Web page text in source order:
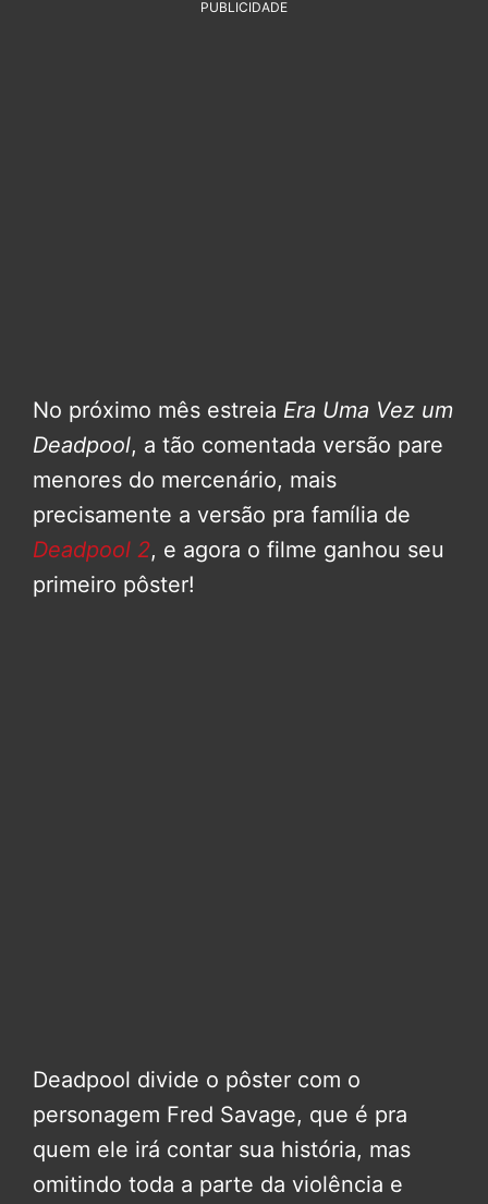
PUBLICIDADE
No próximo mês estreia Era Uma Vez um
Deadpool, a tão comentada versão pare
menores do mercenário, mais
precisamente a versão pra família de
Deadpool 2, e agora o filme ganhou seu
primeiro pôster!
Deadpool divide o pôster com o
personagem Fred Savage, que é pra
quem ele irá contar sua história, mas
omitindo toda a parte da violência e